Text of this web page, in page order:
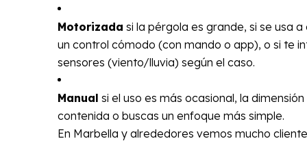
Motorizada si la pérgola es grande, si se usa a
un control cómodo (con mando o app), o si te
sensores (viento/lluvia) según el caso.
Manual si el uso es más ocasional, la
contenida o buscas un enfoque más simple.
En Marbella y alrededores vemos mucho